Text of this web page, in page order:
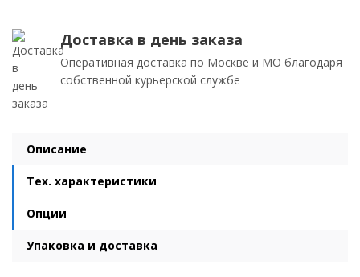
Доставка в день заказа
Оперативная доставка по Москве и МО благодаря
собственной курьерской службе
Описание
Тех. характеристики
Опции
Упаковка и доставка